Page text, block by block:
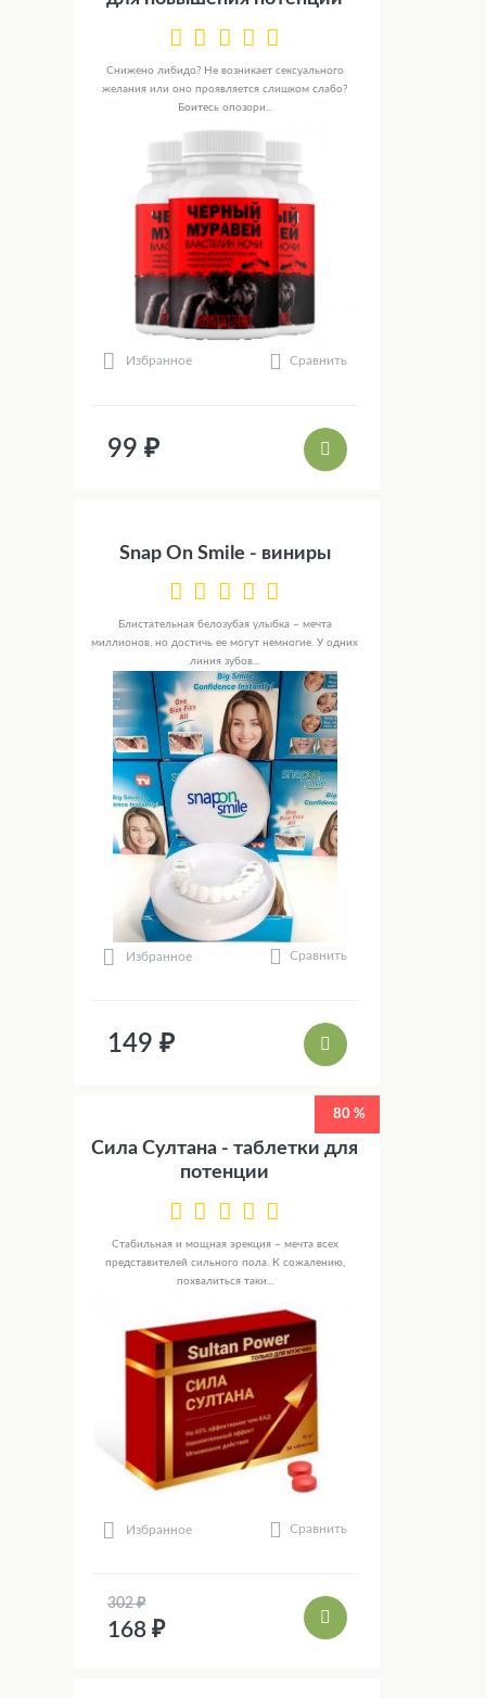
Снижено либидо? Не возникает сексуального
желания или оно проявляется слишком слабо?
Боитесь опозори...
Избранное Сравнить
99 ₽
Snap On Smile - виниры
Блистательная белозубая улыбка – мечта
миллионов, но достичь ее могут немногие. У одних
линия зубов...
Избранное Сравнить
149 ₽
80 %
Сила Султана - таблетки для
потенции
Стабильная и мощная эрекция – мечта всех
представителей сильного пола. К сожалению,
похвалиться таки...
Избранное Сравнить
302 ₽
168 ₽